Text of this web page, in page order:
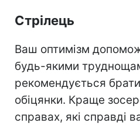
Стрілець
Ваш оптимізм
будь-якими
рекомендується
обіцянки. Краще
справах, які справді